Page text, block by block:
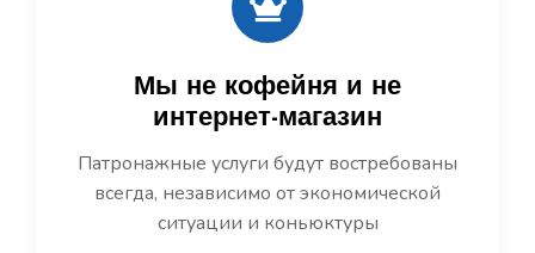
Мы не кофейня и не
интернет-магазин
Патронажные услуги будут востребованы
всегда, независимо от экономической
ситуации и коньюктуры